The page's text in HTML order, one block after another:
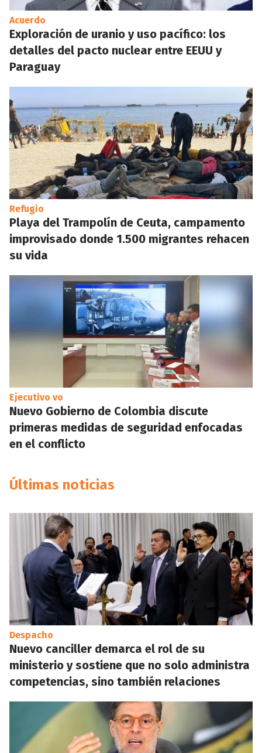
Acuerdo
Exploración de uranio y uso pacífico: los
detalles del pacto nuclear entre EEUU y
Paraguay
Refugio
Playa del Trampolín de Ceuta, campamento
improvisado donde 1.500 migrantes rehacen
su vida
Ejecutivo vo
Nuevo Gobierno de Colombia discute
primeras medidas de seguridad enfocadas
en el conflicto
Últimas noticias
Despacho
Nuevo canciller demarca el rol de su
ministerio y sostiene que no solo administra
competencias, sino también relaciones